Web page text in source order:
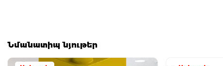
Նմանատիպ նյութեր